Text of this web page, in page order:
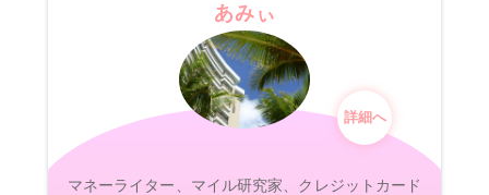
あみぃ
マネーライター、マイル研究家、クレジットカード
詳細へ